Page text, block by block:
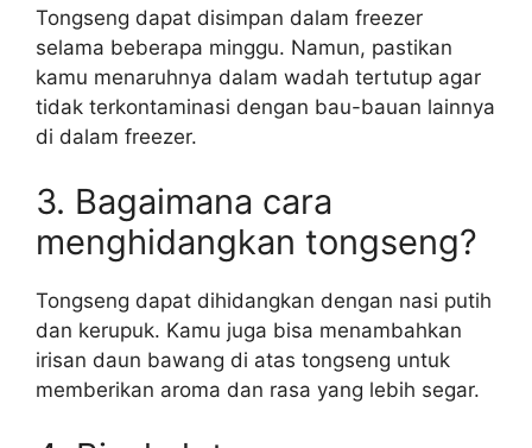
Tongseng dapat disimpan dalam freezer
selama beberapa minggu. Namun, pastikan
kamu menaruhnya dalam wadah tertutup agar
tidak terkontaminasi dengan bau-bauan lainnya
di dalam freezer.
3. Bagaimana cara
menghidangkan tongseng?
Tongseng dapat dihidangkan dengan nasi putih
dan kerupuk. Kamu juga bisa menambahkan
irisan daun bawang di atas tongseng untuk
memberikan aroma dan rasa yang lebih segar.